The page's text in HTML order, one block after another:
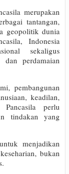
merupakan
tantangan,
geopolitik dunia
Indonesia
sekaligus
perdamaian
pembangunan
keadilan,
perlu
tindakan yang
menjadikan
bukan